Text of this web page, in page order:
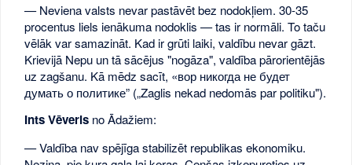
— Neviena valsts nevar pastāvēt bez nodokļiem. 30-35
procentus liels ienākuma nodoklis — tas ir normāli. To taču
vēlāk var samazināt. Kad ir grūti laiki, valdību nevar gāzt.
Krievijā Nepu un tā sācējus "nogāza", valdība pārorientējās
uz zagšanu. Kā mēdz sacīt, «вор никогда не будет
думать о политике” („Zaglis nekad nedomās par politiku").
Ints Vēveris no Ādažiem:
— Valdība nav spējīga stabilizēt republikas ekonomiku.